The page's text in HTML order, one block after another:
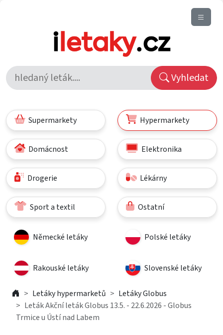
Vyhledat
Supermarkety Hypermarkety
Domácnost Elektronika
Drogerie Lékárny
Sport a textil Ostatní
Německé letáky Polské letáky
Rakouské letáky Slovenské letáky
Letáky hypermarketů
Letáky Globus
Leták Akční leták Globus 13.5. - 22.6.2026 - Globus
Trmice u Ústí nad Labem